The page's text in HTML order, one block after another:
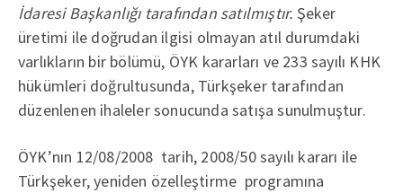
İdaresi Başkanlığı tarafından satılmıştır. Şeker
üretimi ile doğrudan ilgisi olmayan atıl durumdaki
varlıkların bir bölümü, ÖYK kararları ve 233 sayılı KHK
hükümleri doğrultusunda, Türkşeker tarafından
düzenlenen ihaleler sonucunda satışa sunulmuştur.
ÖYK’nın 12/08/2008 tarih, 2008/50 sayılı kararı ile
Türkşeker, yeniden özelleştirme programına